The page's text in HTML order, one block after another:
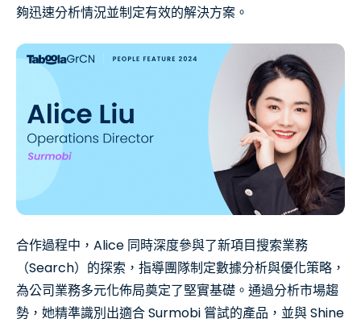
夠迅速分析情況並制定有效的解決方案。
合作過程中，Alice 同時深度參與了新項目搜索業務
（Search）的探索，指導團隊制定數據分析與優化策略，
為公司業務多元化佈局奠定了堅實基礎。通過分析市場趨
勢，她精準識別出適合 Surmobi 嘗試的產品，並與 Shine